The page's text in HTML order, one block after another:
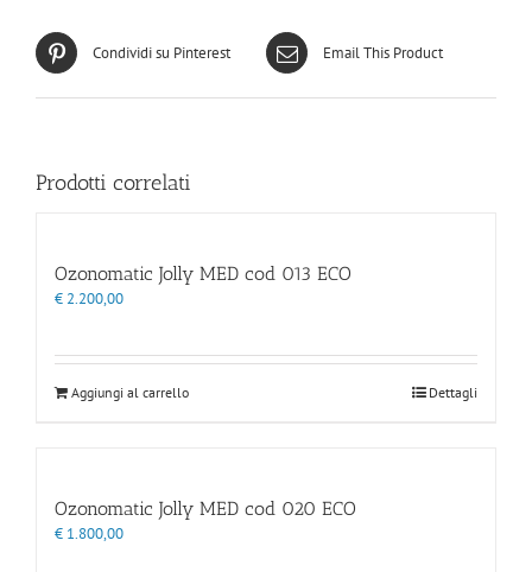
Condividi su Pinterest Email This Product
Prodotti correlati
Ozonomatic Jolly MED cod 013 ECO
€ 2.200,00
Aggiungi al carrello Dettagli
Ozonomatic Jolly MED cod 020 ECO
€ 1.800,00